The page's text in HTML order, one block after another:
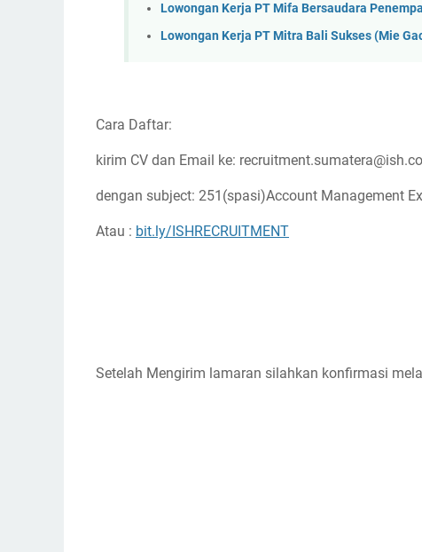
Lowongan Kerja PT Mifa Bersaudara
Lowongan Kerja PT Mitra Bali Sukses (Mie
Cara Daftar:
kirim CV dan Email ke:
dengan subject: 251(spasi)Account Management
Atau : bit.ly/ISHRECRUITMENT
Setelah Mengirim lamaran silahkan konfirmasi